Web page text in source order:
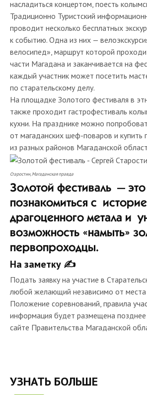
насладиться концертом, поесть
Традиционно Туристский
проводит несколько бесплатных
к событию. Одна из них —
велосипед», маршрут которой
части Магадана и заканчивается на
каждый участник может посетить
по старательскому делу.
На площадке Золотого фестиваля в
также проходит гастрофестиваль
кухни. На празднике можно
от магаданских шеф-поваров и купить
из разных районов Магаданской
Старостин, Магаданская правда
Золотой фестиваль —
познакомиться с
драгоценного метала и
возможность «намыть»
первопроходцы.
На заметку ✍
Подать заявку на участие в
любой желающий независимо от места
Положение соревнований, правила
информация будет размещена
сайте Правительства Магаданской
УЗНАТЬ БОЛЬШЕ